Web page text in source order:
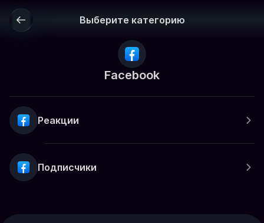
Выберите категорию
Facebook
Реакции
Подписчики